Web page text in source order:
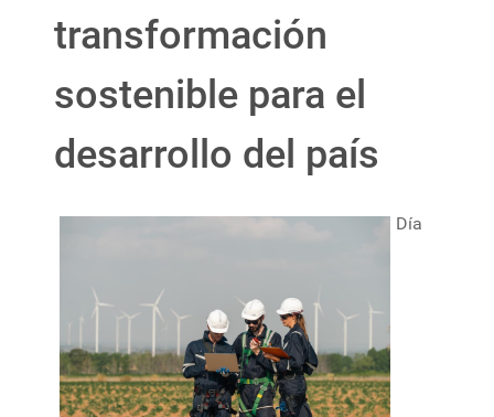
transformación
sostenible para el
desarrollo del país
Día